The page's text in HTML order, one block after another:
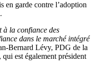
en garde contre l’adoption
à la confiance des
dans le marché intégré
Bernard Lévy, PDG de la
est également président